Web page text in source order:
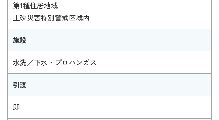
第1種住居地域
土砂災害特別警戒区域内
施設
水洗／下水・プロパンガス
引渡
即